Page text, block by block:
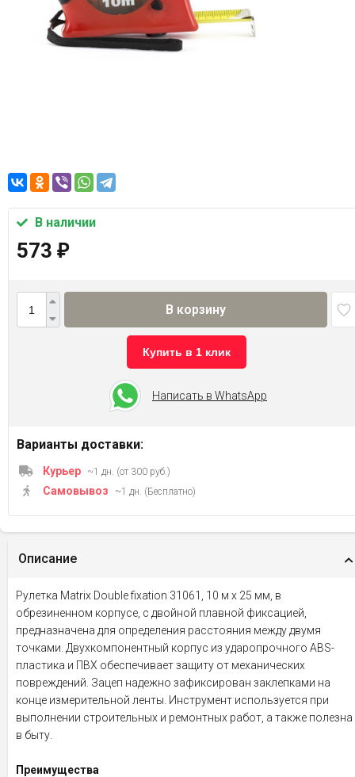
В наличии
573 ₽
В корзину
Купить в 1 клик
Написать в WhatsApp
Варианты доставки:
Курьер ~1 дн. (от 300 руб.)
Самовывоз ~1 дн. (Бесплатно)
Описание
Рулетка Matrix Double fixation 31061, 10 м х 25 мм, в
обрезиненном корпусе, с двойной плавной фиксацией,
предназначена для определения расстояния между двумя
точками. Двухкомпонентный корпус из ударопрочного ABS-
пластика и ПВХ обеспечивает защиту от механических
повреждений. Зацеп надежно зафиксирован заклепками на
конце измерительной ленты. Инструмент используется при
выполнении строительных и ремонтных работ, а также полезна
в быту.
Преимущества